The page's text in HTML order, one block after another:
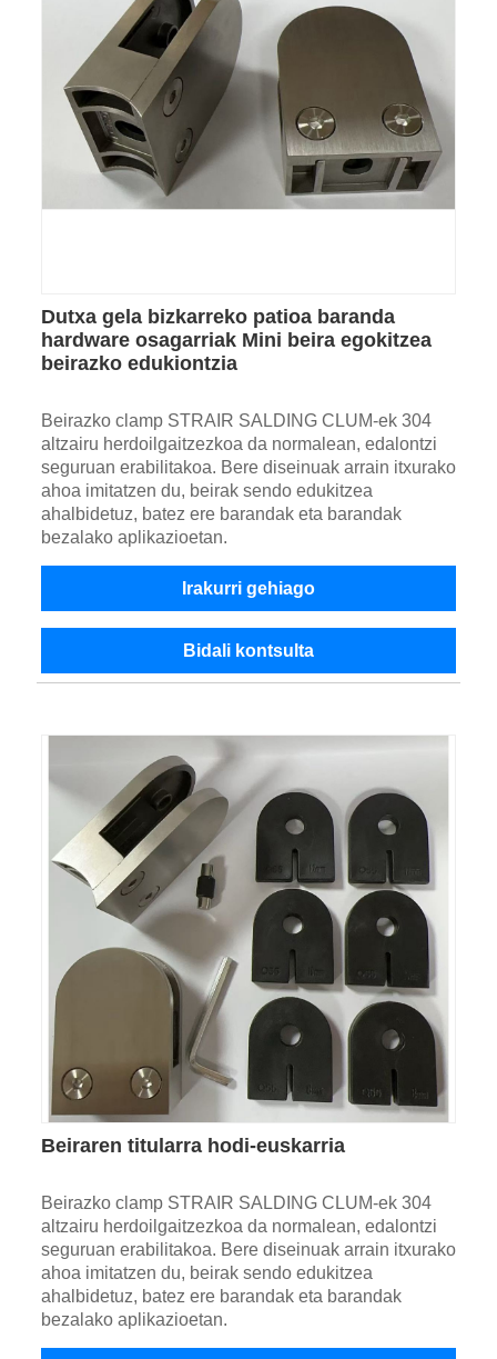
Dutxa gela bizkarreko patioa baranda
hardware osagarriak Mini beira egokitzea
beirazko edukiontzia
Beirazko clamp STRAIR SALDING CLUM-ek 304
altzairu herdoilgaitzezkoa da normalean, edalontzi
seguruan erabilitakoa. Bere diseinuak arrain itxurako
ahoa imitatzen du, beirak sendo edukitzea
ahalbidetuz, batez ere barandak eta barandak
bezalako aplikazioetan.
Irakurri gehiago
Bidali kontsulta
Beiraren titularra hodi-euskarria
Beirazko clamp STRAIR SALDING CLUM-ek 304
altzairu herdoilgaitzezkoa da normalean, edalontzi
seguruan erabilitakoa. Bere diseinuak arrain itxurako
ahoa imitatzen du, beirak sendo edukitzea
ahalbidetuz, batez ere barandak eta barandak
bezalako aplikazioetan.